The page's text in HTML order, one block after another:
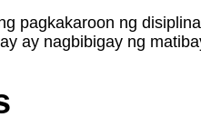
pagkakaroon ng
ay nagbibigay ng